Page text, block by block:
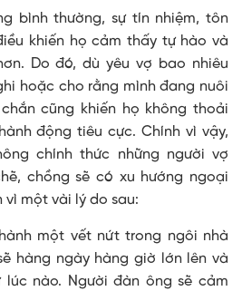
bình thường, sự tín nhiệm, tôn
khiến họ cảm thấy tự hào và
Do đó, dù yêu vợ bao nhiêu
hoặc cho rằng mình đang nuôi
cũng khiến họ không thoải
động tiêu cực. Chính vì vậy,
chính thức những người vợ
chồng sẽ có xu hướng ngoại
một vài lý do sau:
một vết nứt trong ngôi nhà
hàng ngày hàng giờ lớn lên và
nào. Người đàn ông sẽ cảm